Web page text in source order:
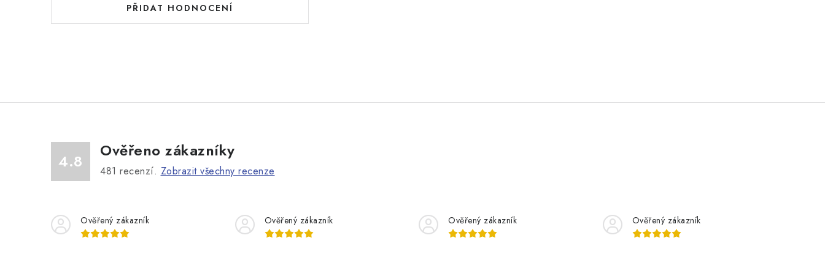
PŘIDAT HODNOCENÍ
4.8
Ověřeno zákazníky
481 recenzí. Zobrazit všechny recenze
Ověřený zákazník Ověřený zákazník Ověřený zákazník Ověřený zákazník